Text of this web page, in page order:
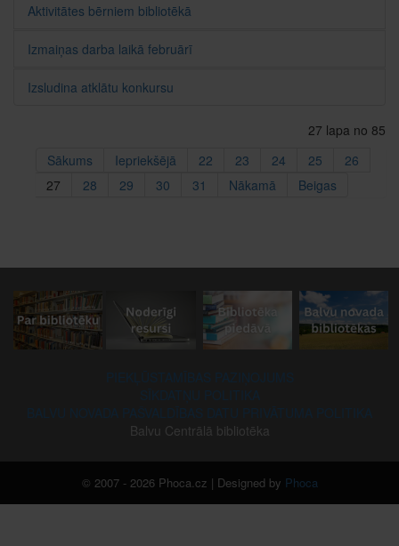
Aktivitātes bērniem bibliotēkā
Izmaiņas darba laikā februārī
Izsludina atklātu konkursu
27 lapa no 85
Sākums
Iepriekšējā 22 23 24 25
26
27
28 29 30 31 Nākamā Beigas
Balvu Centrālā bibliotēka
© 2007 - 2026 Phoca.cz | Designed by Phoca